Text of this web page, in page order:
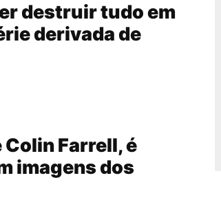
destruir tudo em
derivada de
Farrell, é
imagens dos